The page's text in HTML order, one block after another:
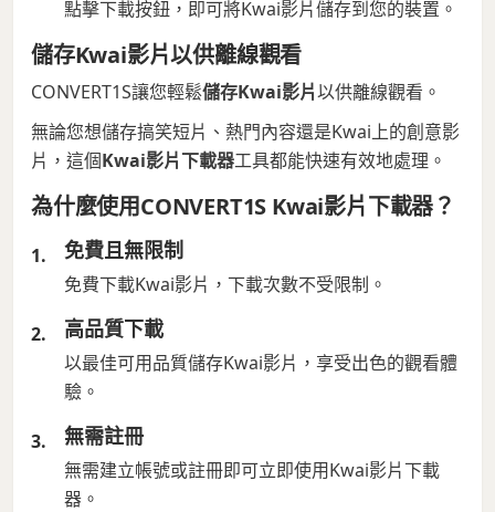
點擊下載按鈕，即可將Kwai影片儲存到您的裝置。
儲存Kwai影片以供離線觀看
CONVERT1S讓您輕鬆儲存Kwai影片以供離線觀看。
無論您想儲存搞笑短片、熱門內容還是Kwai上的創意影
片，這個Kwai影片下載器工具都能快速有效地處理。
為什麼使用CONVERT1S Kwai影片下載器？
免費且無限制
免費下載Kwai影片，下載次數不受限制。
高品質下載
以最佳可用品質儲存Kwai影片，享受出色的觀看體
驗。
無需註冊
無需建立帳號或註冊即可立即使用Kwai影片下載
器。